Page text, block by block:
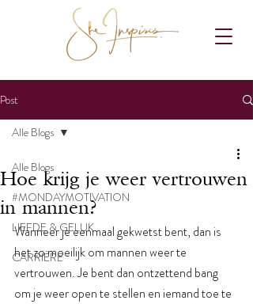
Post
Alle Blogs
#MONDAYMOTIVATION
LIEFDE & GELUK
CARRIÈRE
Alle Blogs
Hoe krijg je weer vertrouwen
in mannen?
Wanneer je eenmaal gekwetst bent, dan is
het zo moeilijk om mannen weer te
vertrouwen. Je bent dan ontzettend bang
om je weer open te stellen en iemand toe te